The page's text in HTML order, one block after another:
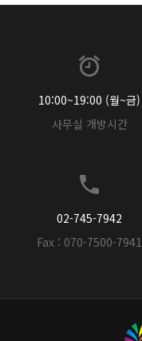
10:00~19:00 (월~금)
사무실 개방시간
02-745-7942
Fax : 070-7500-7941